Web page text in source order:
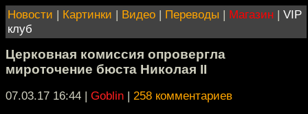
Новости | Картинки | Видео | Переводы | Магазин | VIP
клуб
Церковная комиссия опровергла
мироточение бюста Николая II
07.03.17 16:44 | Goblin | 258 комментариев